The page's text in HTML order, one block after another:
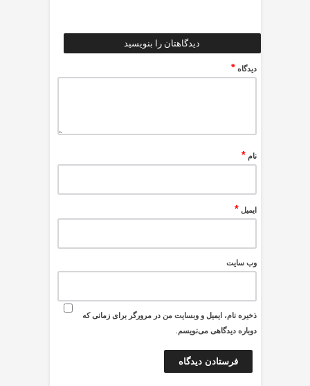
دیدگاهتان را بنویسید
دیدگاه*
نام*
ایمیل*
وب‌ سایت
ذخیره نام، ایمیل و وبسایت من در مرورگر برای زمانی که
دوباره دیدگاهی می‌نویسم.